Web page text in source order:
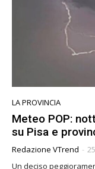
LA PROVINCIA
Meteo POP:
su Pisa e
Redazione VTrend -
Un deciso